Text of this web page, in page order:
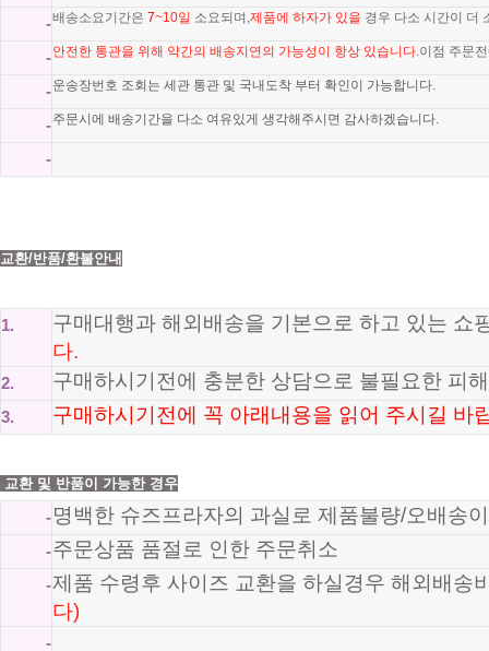
-배송소요기간은 7~10일 소요되며,제품에 하자가 있을 경우 다소 시간이 더
-안전한 통관을 위해 약간의 배송지연의 가능성이 항상 있습니다.이점 주문
-운송장번호 조회는 세관 통관 및 국내도착 부터 확인이 가능합니다.
-주문시에 배송기간을 다소 여유있게 생각해주시면 감사하겠습니다.
-
교환/반품/환불안내
1.
구매대행과 해외배송을 기본으로 하고 있는 쇼
다.
2. 구매하시기전에 충분한 상담으로 불필요한 피
3. 구매하시기전에 꼭 아래내용을 읽어 주시길 바
교환 및 반품이 가능한 경우
-명백한 슈즈프라자의 과실로 제품불량/오배송
-주문상품 품절로 인한 주문취소
-제품 수령후 사이즈 교환을 하실경우 해외배송
다)
-